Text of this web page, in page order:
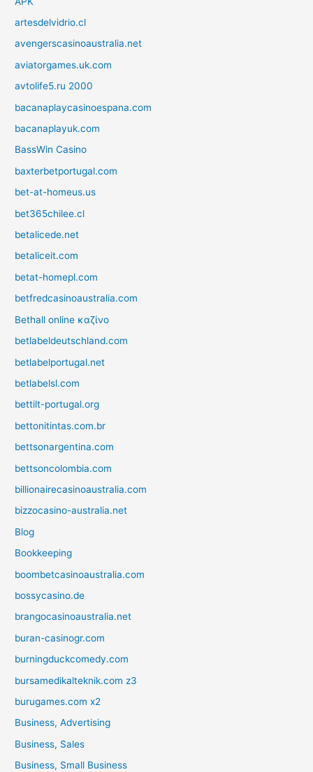
artesdelvidrio.cl
avengerscasinoaustralia.net
aviatorgames.uk.com
avtolife5.ru 2000
bacanaplaycasinoespana.com
bacanaplayuk.com
BassWin Casino
baxterbetportugal.com
bet-at-homeus.us
bet365chilee.cl
betalicede.net
betaliceit.com
betat-homepl.com
betfredcasinoaustralia.com
Bethall online καζίνο
betlabeldeutschland.com
betlabelportugal.net
betlabelsl.com
bettilt-portugal.org
bettonitintas.com.br
bettsonargentina.com
bettsoncolombia.com
billionairecasinoaustralia.com
bizzocasino-australia.net
Blog
Bookkeeping
boombetcasinoaustralia.com
bossycasino.de
brangocasinoaustralia.net
buran-casinogr.com
burningduckcomedy.com
bursamedikalteknik.com z3
burugames.com x2
Business, Advertising
Business, Sales
Business, Small Business